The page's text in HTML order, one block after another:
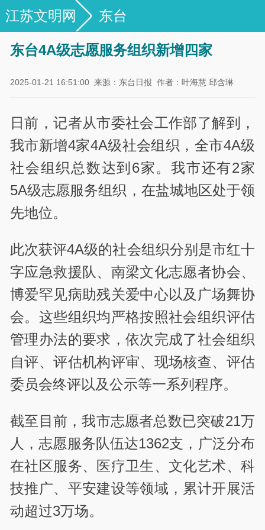
江苏文明网 东台
东台4A级志愿服务组织新增四家
2025-01-21 16:51:00 来源：东台日报 作者：叶海慧 邱含琳
日前，记者从市委社会工作部了解到，
我市新增4家4A级社会组织，全市4A级
社会组织总数达到6家。我市还有2家
5A级志愿服务组织，在盐城地区处于领
先地位。
此次获评4A级的社会组织分别是市红十
字应急救援队、南梁文化志愿者协会、
博爱罕见病助残关爱中心以及广场舞协
会。这些组织均严格按照社会组织评估
管理办法的要求，依次完成了社会组织
自评、评估机构评审、现场核查、评估
委员会终评以及公示等一系列程序。
截至目前，我市志愿者总数已突破21万
人，志愿服务队伍达1362支，广泛分布
在社区服务、医疗卫生、文化艺术、科
技推广、平安建设等领域，累计开展活
动超过3万场。